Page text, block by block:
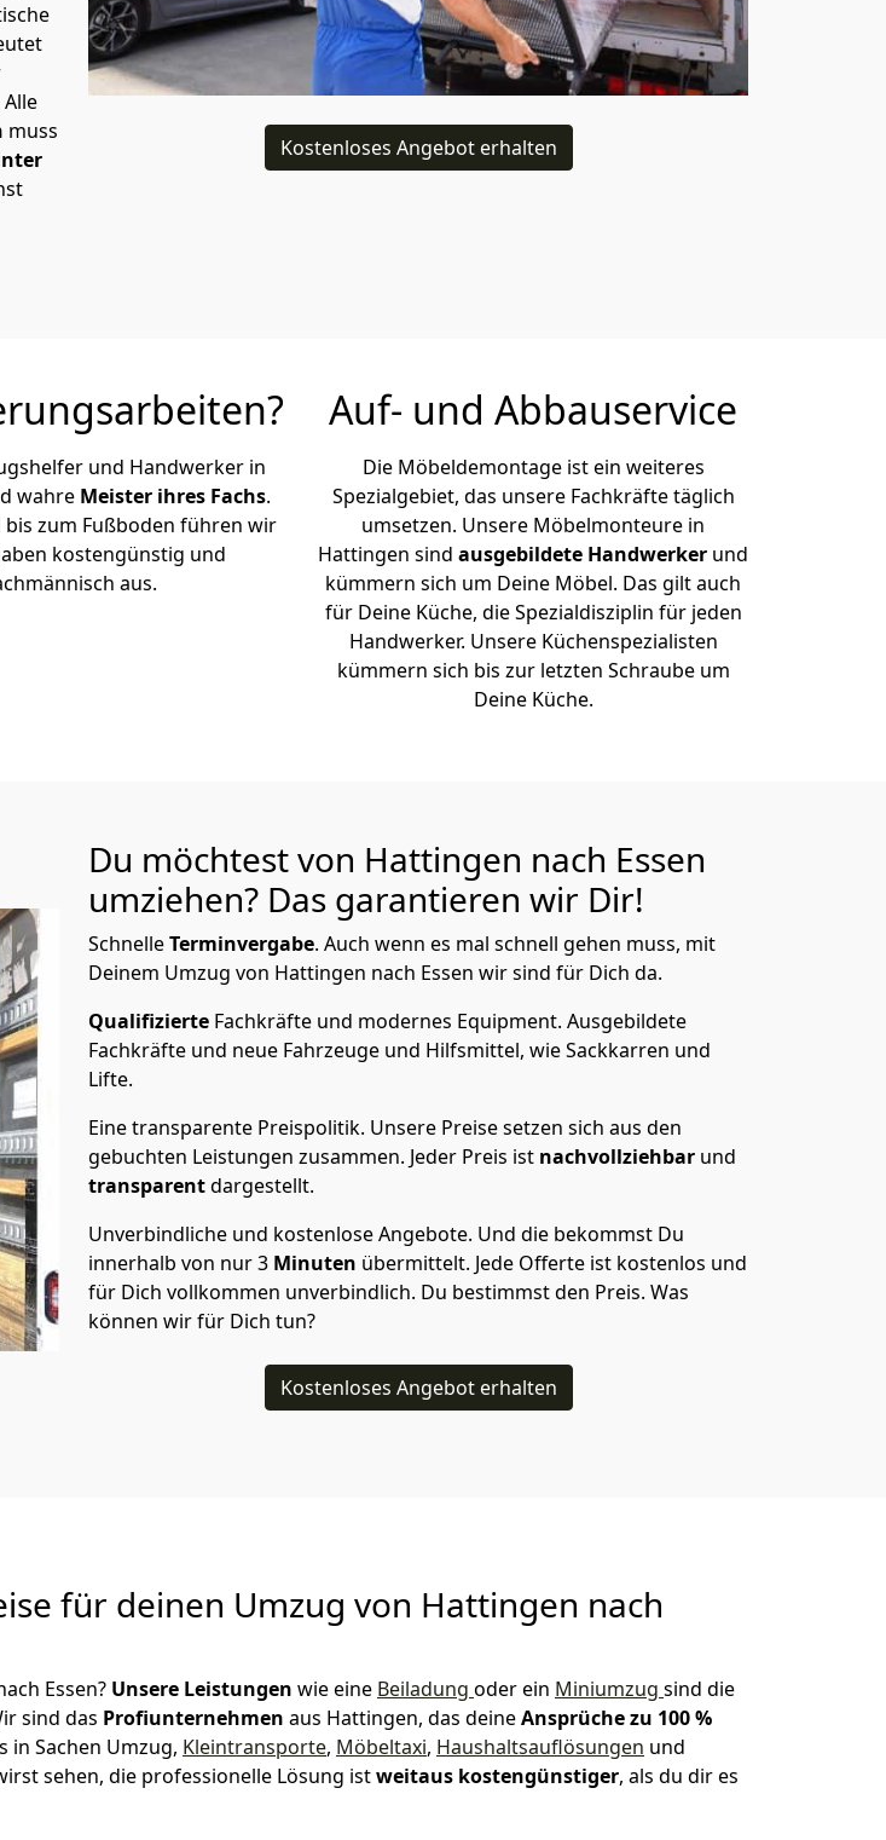
muss
Kostenloses Angebot erhalten
und Handwerker in
wahre Meister ihres Fachs.
bis zum Fußboden führen wir
kostengünstig und
aus.
Auf- und Abbauservice
Die Möbeldemontage ist ein weiteres
Spezialgebiet, das unsere Fachkräfte täglich
umsetzen. Unsere Möbelmonteure in
Hattingen sind ausgebildete Handwerker und
kümmern sich um Deine Möbel. Das gilt auch
für Deine Küche, die Spezialdisziplin für jeden
Handwerker. Unsere Küchenspezialisten
kümmern sich bis zur letzten Schraube um
Deine Küche.
Du möchtest von Hattingen nach Essen
umziehen? Das garantieren wir Dir!
SchnelleTerminvergabe. Auch wenn es mal schnell gehen muss, mit
Deinem Umzug von Hattingen nach Essen wir sind für Dich da.
Qualifizierte Fachkräfte und modernes Equipment. Ausgebildete
Fachkräfte und neue Fahrzeuge und Hilfsmittel, wie Sackkarren und
Lifte.
Eine transparente Preispolitik. Unsere Preise setzen sich aus den
gebuchten Leistungen zusammen. Jeder Preis ist nachvollziehbar und
transparentdargestellt.
Unverbindliche und kostenlose Angebote. Und die bekommst Du
innerhalb von nur3 Minuten übermittelt. Jede Offerte ist kostenlos und
für Dich vollkommen unverbindlich. Du bestimmst den Preis. Was
können wir für Dich tun?
Kostenloses Angebot erhalten
für deinen Umzug von Hattingen nach
Essen? Unsere Leistungen wie eine Beiladung oder ein Miniumzug sind die
sind das Profiunternehmen aus Hattingen, das deineAnsprüche zu 100 %
in Sachen Umzug, Kleintransporte, Möbeltaxi, Haushaltsauflösungen und
sehen, die professionelle Lösung istweitaus kostengünstiger, als du dir es